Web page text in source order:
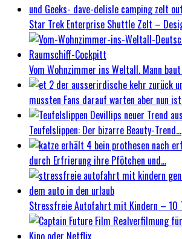
Star Trek Enterprise Shuttle Zelt –
Vom Wohnzimmer ins Weltall. Mann
mussten Fans darauf warten aber nun
Teufelslippen: Der bizarre Beauty-Trend...
durch Erfrierung ihre Pfötchen und...
Stressfreie Autofahrt mit Kindern – 10